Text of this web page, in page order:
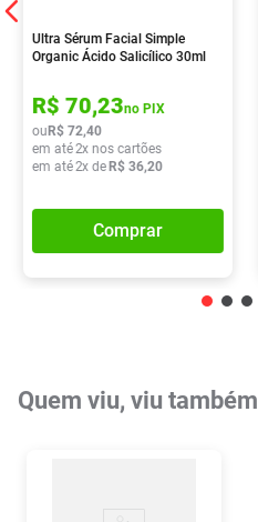
Ultra Sérum Facial Simple
Organic Ácido Salicílico 30ml
R$ 70,23no PIX
ou R$ 72,40
em até2x nos cartões
em até2x de R$ 36,20
Comprar
Quem viu, viu também